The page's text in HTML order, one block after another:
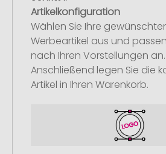
Artikelkonfiguration
Wählen Sie Ihre
Werbeartikel aus und
nach Ihren Vorstellungen an.
Anschließend legen Sie die
Artikel in Ihren Warenkorb.